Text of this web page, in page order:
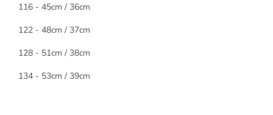
116 - 45cm / 36cm
122 - 48cm / 37cm
128 - 51cm / 38cm
134 - 53cm / 39cm